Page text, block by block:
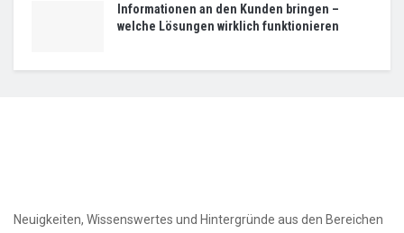
Informationen an den Kunden bringen –
welche Lösungen wirklich funktionieren
Neuigkeiten, Wissenswertes und Hintergründe aus den Bereichen